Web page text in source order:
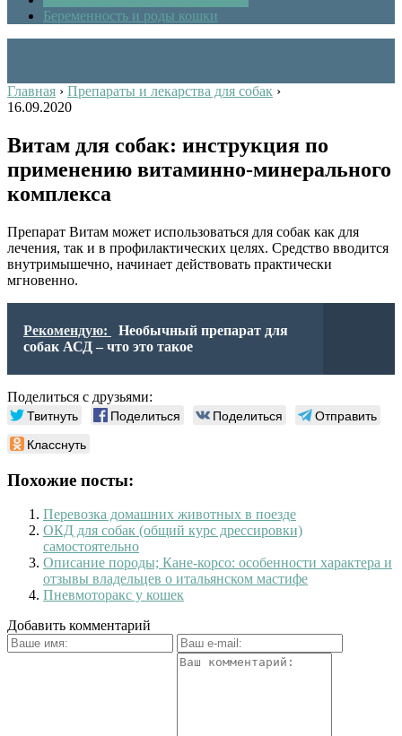
Беременность и роды кошки
Главная › Препараты и лекарства для собак ›
16.09.2020
Витам для собак: инструкция по
применению витаминно-минерального
комплекса
Препарат Витам может использоваться для собак как для
лечения, так и в профилактических целях. Средство вводится
внутримышечно, начинает действовать практически
мгновенно.
Рекомендую:
Необычный препарат для
собак АСД – что это такое
Поделиться с друзьями:
Твитнуть Поделиться Поделиться
Отправить
Класснуть
Похожие посты:
Перевозка домашних животных в поезде
ОКД для собак (общий курс дрессировки)
самостоятельно
Описание породы; Кане-корсо: особенности характера и
отзывы владельцев о итальянском мастифе
Пневмоторакс у кошек
Добавить комментарий